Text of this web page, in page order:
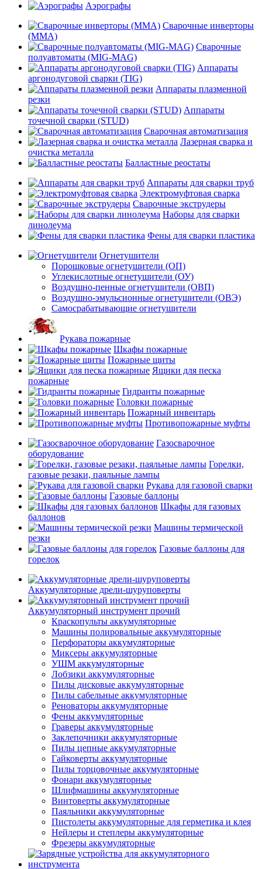
Аэрографы
Сварочные инверторы
(MMA)
Сварочные
полуавтоматы (MIG-MAG)
Аппараты
аргонодуговой сварки (TIG)
Аппараты плазменной
резки
Аппараты
точечной сварки (STUD)
Сварочная автоматизация
Лазерная сварка и
очистка металла
Балластные реостаты
Аппараты для сварки труб
Электромуфтовая сварка
Сварочные экструдеры
Наборы для сварки
линолеума
Фены для сварки пластика
Огнетушители
Порошковые огнетушители (ОП)
Углекислотные огнетушители (ОУ)
Воздушно-пенные огнетушители (ОВП)
Воздушно-эмульсионные огнетушители (ОВЭ)
Самосрабатывающие огнетушители
Рукава пожарные
Шкафы пожарные
Пожарные щиты
Ящики для песка
пожарные
Гидранты пожарные
Головки пожарные
Пожарный инвентарь
Противопожарные муфты
Газосварочное
оборудование
Горелки,
газовые резаки, паяльные лампы
Рукава для газовой сварки
Газовые баллоны
Шкафы для газовых
баллонов
Машины термической
резки
Газовые баллоны для
горелок
Аккумуляторные дрели-шуруповерты
Аккумуляторный инструмент прочий
Краскопульты аккумуляторные
Машины полировальные аккумуляторные
Перфораторы аккумуляторные
Миксеры аккумуляторные
УШМ аккумуляторные
Лобзики аккумуляторные
Пилы дисковые аккумуляторные
Пилы сабельные аккумуляторные
Реноваторы аккумуляторные
Фены аккумуляторные
Граверы аккумуляторные
Заклепочники аккумуляторные
Пилы цепные аккумуляторные
Гайковерты аккумуляторные
Пилы торцовочные аккумуляторные
Фонари аккумуляторные
Шлифмашины аккумуляторные
Винтоверты аккумуляторные
Паяльники аккумуляторные
Пистолеты аккумуляторные для герметика и клея
Нейлеры и степлеры аккумуляторные
Фрезеры аккумуляторные